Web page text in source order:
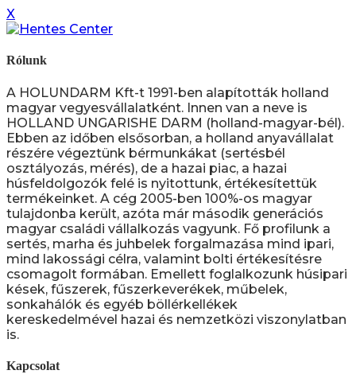
X
Rólunk
A HOLUNDARM Kft-t 1991-ben alapították holland
magyar vegyesvállalatként. Innen van a neve is
HOLLAND UNGARISHE DARM (holland-magyar-bél).
Ebben az időben elsősorban, a holland anyavállalat
részére végeztünk bérmunkákat (sertésbél
osztályozás, mérés), de a hazai piac, a hazai
húsfeldolgozók felé is nyitottunk, értékesítettük
termékeinket. A cég 2005-ben 100%-os magyar
tulajdonba került, azóta már második generációs
magyar családi vállalkozás vagyunk. Fő profilunk a
sertés, marha és juhbelek forgalmazása mind ipari,
mind lakossági célra, valamint bolti értékesítésre
csomagolt formában. Emellett foglalkozunk húsipari
kések, fűszerek, fűszerkeverékek, műbelek,
sonkahálók és egyéb böllérkellékek
kereskedelmével hazai és nemzetközi viszonylatban
is.
Kapcsolat